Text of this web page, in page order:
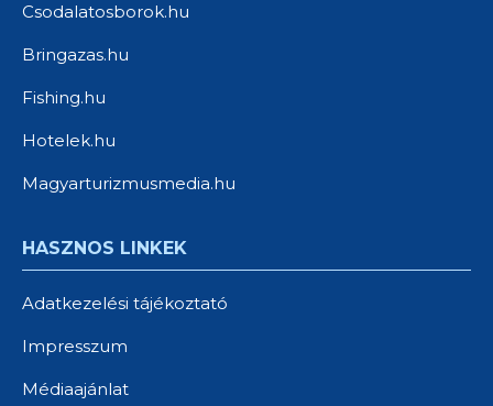
Csodalatosborok.hu
Bringazas.hu
Fishing.hu
Hotelek.hu
Magyarturizmusmedia.hu
HASZNOS LINKEK
Adatkezelési tájékoztató
Impresszum
Médiaajánlat